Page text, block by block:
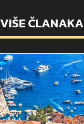
VIŠE ČLANAKA